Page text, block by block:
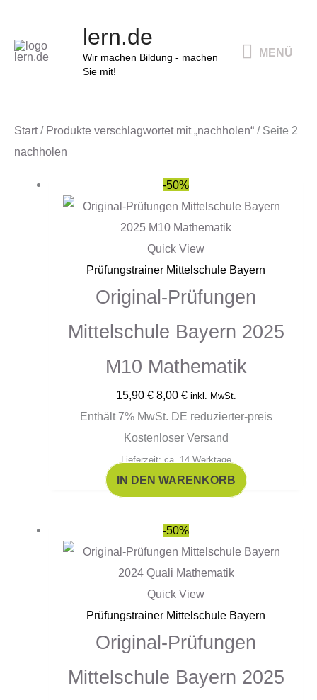
springen
lern.de
Wir machen Bildung - machen
Sie mit!
MENÜ
Start/ Produkte verschlagwortet mit „nachholen“ / Seite 2
nachholen
-50%
Quick View
Prüfungstrainer Mittelschule Bayern
Original-Prüfungen
Mittelschule Bayern 2025
M10 Mathematik
15,90€
Ursprünglicher
Preis
war:
15,90 €
8,00 €
Aktueller
Preis
ist:
8,00 €.
inkl. MwSt.
Enthält 7% MwSt. DE reduzierter-preis
Kostenloser Versand
Lieferzeit: ca. 14 Werktage
IN DEN WARENKORB
-50%
Quick View
Prüfungstrainer Mittelschule Bayern
Original-Prüfungen
Mittelschule Bayern 2025
Ursprünglicher
Preis
war:
15,90 €
Aktueller
Preis
ist:
8,00 €.